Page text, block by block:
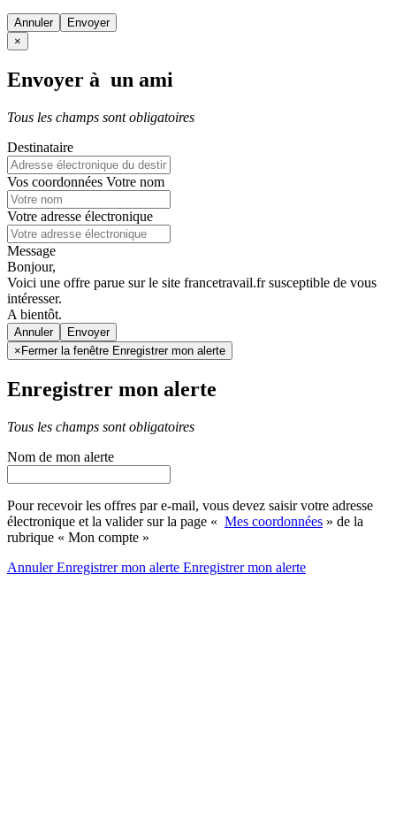
Annuler
×
Envoyer à un ami
Tous les champs sont obligatoires
Destinataire
Vos coordonnées Votre nom
Votre adresse électronique
Message
Bonjour,
Voici une offre parue sur le site francetravail.fr susceptible de vous
intéresser.
A bientôt.
Annuler
× Fermer la fenêtre Enregistrer mon alerte
Enregistrer mon alerte
Tous les champs sont obligatoires
Nom de mon alerte
Pour recevoir les offres par e-mail, vous devez saisir votre adresse
électronique et la valider sur la page « Mes coordonnées » de la
rubrique « Mon compte »
AnnulerEnregistrer mon alerte Enregistrermon alerte